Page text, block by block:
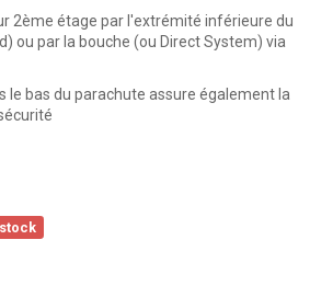
2ème étage par l'extrémité inférieure du
ou par la bouche (ou Direct System) via
le bas du parachute assure également la